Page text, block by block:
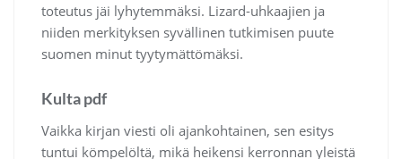
toteutus jäi lyhytemmäksi. Lizard-uhkaajien ja
niiden merkityksen syvällinen tutkimisen puute
suomen minut tyytymättömäksi.
Kulta pdf
Vaikka kirjan viesti oli ajankohtainen, sen esitys
tuntui kömpelöltä, mikä heikensi kerronnan yleistä